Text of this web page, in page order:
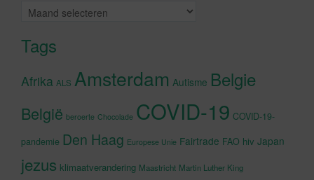
Archieven
Tags
Afrika ALS Amsterdam Autisme Belgie
België beroerte Chocolade COVID-19 COVID-19-
pandemie Den Haag Europese Unie Fairtrade FAO hiv Japan
jezus klimaatverandering Maastricht Martin Luther King